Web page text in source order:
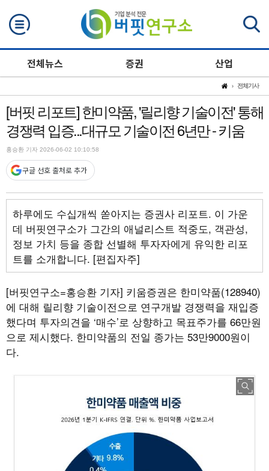
전체뉴스 증권 산업
전체기사
[버핏 리포트] 한미약품, '릴리향 기술이전' 통해
경쟁력 입증...대규모 기술이전 6년만 - 키움
홍승환 기자 2026-06-02 10:10:58
구글 선호 출처로 추가
하루에도 수십개씩 쏟아지는 증권사 리포트. 이 가운
데 버핏연구소가 그간의 애널리스트 적중도, 객관성,
정보 가치 등을 종합 선별해 투자자에게 유익한 리포
트를 소개합니다. [편집자주]
[버핏연구소=홍승환 기자] 키움증권은 한미약품(128940)
에 대해 릴리향 기술이전으로 연구개발 경쟁력을 재입증
했다며 투자의견을 ‘매수’로 상향하고 목표주가를 66만원
으로 제시했다. 한미약품의 전일 종가는 53만9000원이
다.
검색